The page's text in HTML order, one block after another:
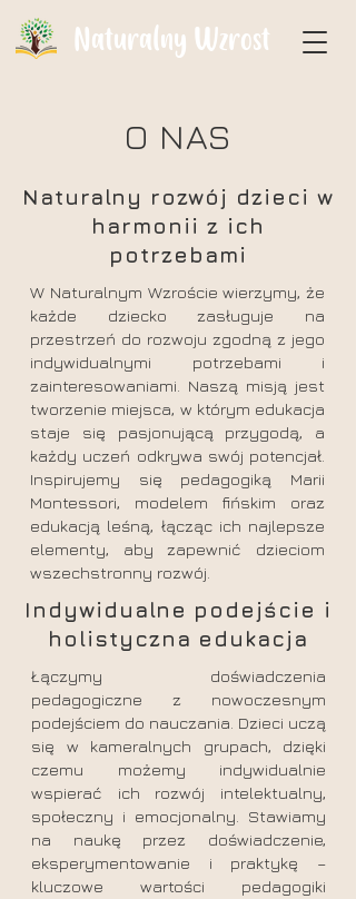
Naturalny Wzrost
O NAS
Naturalny rozwój dzieci w
harmonii z ich
potrzebami
W Naturalnym Wzroście wierzymy, że
każde dziecko zasługuje na
przestrzeń do rozwoju zgodną z jego
indywidualnymi potrzebami i
zainteresowaniami. Naszą misją jest
tworzenie miejsca, w którym edukacja
staje się pasjonującą przygodą, a
każdy uczeń odkrywa swój potencjał.
Inspirujemy się pedagogiką Marii
Montessori, modelem fińskim oraz
edukacją leśną, łącząc ich najlepsze
elementy, aby zapewnić dzieciom
wszechstronny rozwój.
Indywidualne podejście i
holistyczna edukacja
​Łączymy doświadczenia
pedagogiczne z nowoczesnym
podejściem do nauczania. Dzieci uczą
się w kameralnych grupach, dzięki
czemu możemy indywidualnie
wspierać ich rozwój intelektualny,
społeczny i emocjonalny. Stawiamy
na naukę przez doświadczenie,
eksperymentowanie i praktykę –
kluczowe wartości pedagogiki